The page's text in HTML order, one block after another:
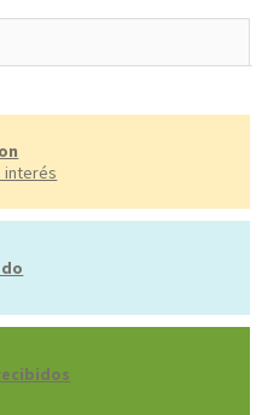
interés